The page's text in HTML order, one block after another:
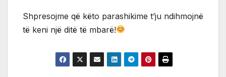
Shpresojme që këto parashikime t’ju ndihmojnë
të keni një ditë të mbarë!